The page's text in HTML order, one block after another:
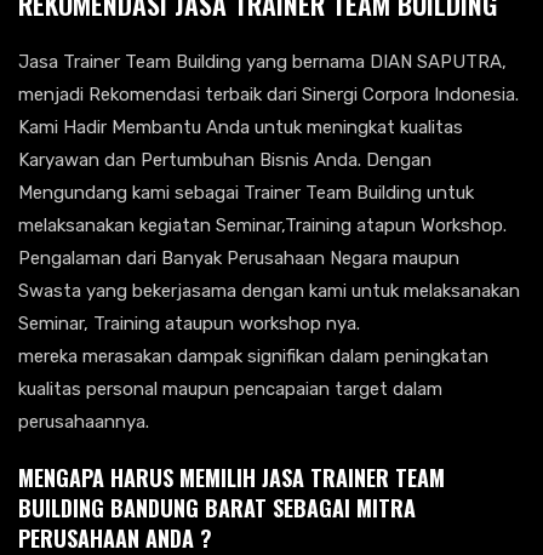
Jasa Trainer Team Building yang bernama DIAN SAPUTRA,
menjadi Rekomendasi terbaik dari Sinergi Corpora Indonesia.
Kami Hadir Membantu Anda untuk meningkat kualitas
Karyawan dan Pertumbuhan Bisnis Anda. Dengan
Mengundang kami sebagai Trainer Team Building untuk
melaksanakan kegiatan Seminar,Training atapun Workshop.
Pengalaman dari Banyak Perusahaan Negara maupun
Swasta yang bekerjasama dengan kami untuk melaksanakan
Seminar, Training ataupun workshop nya.
mereka merasakan dampak signifikan dalam peningkatan
kualitas personal maupun pencapaian target dalam
perusahaannya.
MENGAPA HARUS MEMILIH JASA TRAINER TEAM
BUILDING BANDUNG BARAT SEBAGAI MITRA
PERUSAHAAN ANDA ?